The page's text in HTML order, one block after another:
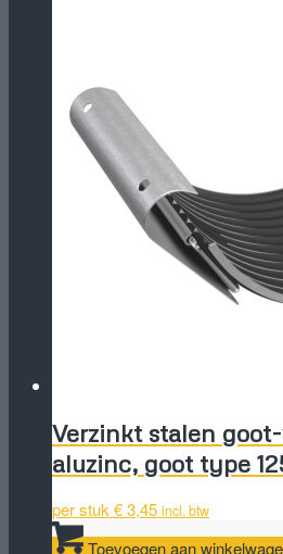
Verzinkt stalen
aluzinc, goot type
per stuk€3,45 incl. btw
Toevoegen aan